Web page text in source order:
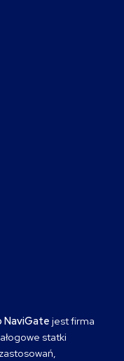
NaviGate jest firma
statki